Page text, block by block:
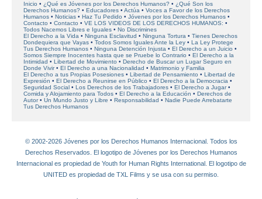
Inicio ¿Qué es Jóvenes por los Derechos Humanos?
¿Qué Son los
Derechos Humanos?
Educadores Actúa
Voces a Favor de los Derechos
Humanos
Noticias Haz Tu Pedido
Jóvenes por los Derechos Humanos
Contacto
Contacto
VE LOS VIDEOS DE LOS DERECHOS HUMANOS:
Todos Nacemos Libres e Iguales
No Discrimines
El Derecho a la Vida
Ninguna Esclavitud Ninguna Tortura
Tienes Derechos
Dondequiera que Vayas
Todos Somos Iguales Ante la Ley
La Ley Protege
Tus Derechos Humanos
Ninguna Detención Injusta
El Derecho a un Juicio
Somos Siempre Inocentes hasta que se Pruebe lo Contrario
El Derecho a la
Intimidad
Libertad de Movimiento
Derecho de Buscar un Lugar Seguro en
Donde Vivir
El Derecho a una Nacionalidad
Matrimonio y Familia
El Derecho a tus Propias Posesiones
Libertad de Pensamiento
Libertad de
Expresión
El Derecho a Reunirse en Público
El Derecho a la Democracia
Seguridad Social
Los Derechos de los Trabajadores
El Derecho a Jugar
Comida y Alojamiento para Todos
El Derecho a la Educación
Derechos de
Autor
Un Mundo Justo y Libre Responsabilidad
Nadie Puede Arrebatarte
Tus Derechos Humanos
© 2002-2026 Jóvenes por los Derechos Humanos Internacional. Todos los
Derechos Reservados. El logotipo de Jóvenes por los Derechos Humanos
Internacional es propiedad de Youth for Human Rights International. El logotipo de
UNITED es propiedad de TXL Films y se usa con su permiso.